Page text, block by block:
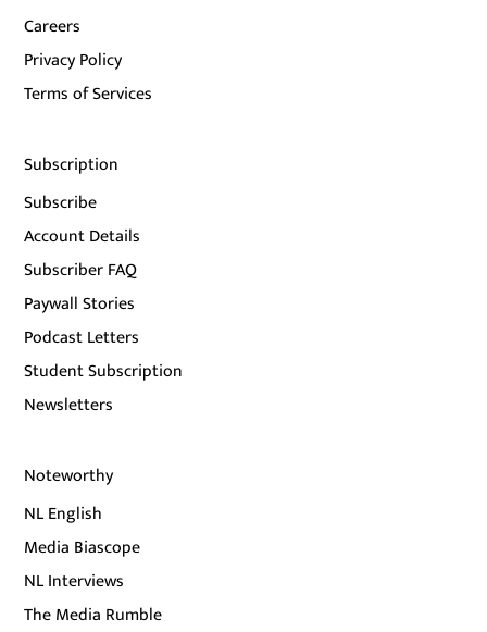
Careers
Privacy Policy
Terms of Services
Subscription
Subscribe
Account Details
Subscriber FAQ
Paywall Stories
Podcast Letters
Student Subscription
Newsletters
Noteworthy
NL English
Media Biascope
NL Interviews
The Media Rumble